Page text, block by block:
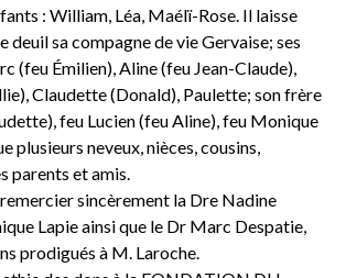
: William, Léa, Maélï-Rose. Il laisse
deuil sa compagne de vie Gervaise; ses
(feu Émilien), Aline (feu Jean-Claude),
Claudette (Donald), Paulette; son frère
feu Lucien (feu Aline), feu Monique
plusieurs neveux, nièces, cousins,
parents et amis.
sincèrement la Dre Nadine
Lapie ainsi que le Dr Marc Despatie,
prodigués à M. Laroche.